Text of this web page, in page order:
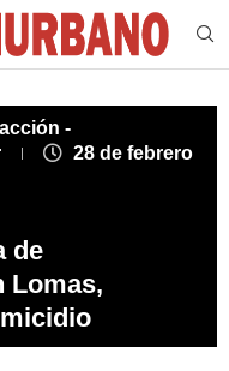
-
28 de febrero
de
Lomas,